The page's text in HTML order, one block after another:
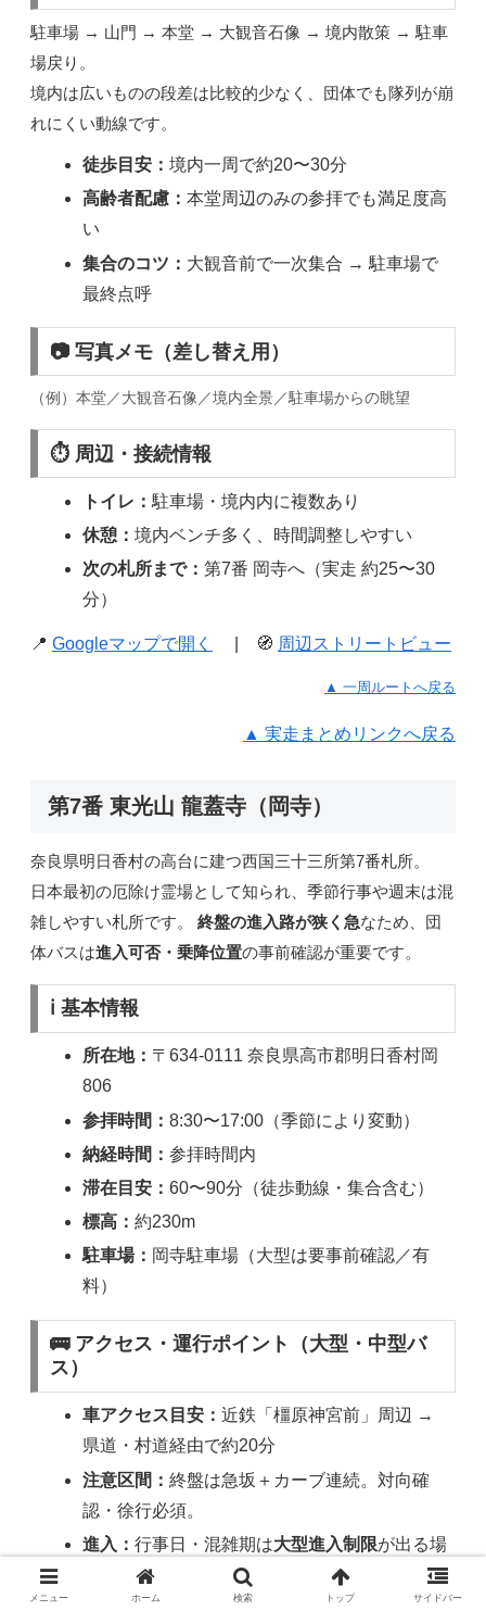
駐車場 → 山門 → 本堂 → 大観音石像 → 境内散策 → 駐車
場戻り。
境内は広いものの段差は比較的少なく、団体でも隊列が崩
れにくい動線です。
徒歩目安：境内一周で約20〜30分
高齢者配慮：本堂周辺のみの参拝でも満足度高
い
集合のコツ： 大観音前で一次集合 → 駐車場で
最終点呼
📷 写真メモ（差し替え用）
（例）本堂／大観音石像／境内全景／駐車場からの眺望
⏱ 周辺・接続情報
トイレ：駐車場・境内内に複数あり
休憩：境内ベンチ多く、時間調整しやすい
次の札所まで：第7番 岡寺へ（実走 約25〜30
分）
📍 Googleマップで開く | 🧭 周辺ストリートビュー
▲ 一周ルートへ戻る
▲ 実走まとめリンクへ戻る
第7番 東光山 龍蓋寺（岡寺）
奈良県明日香村の高台に建つ西国三十三所第7番札所。
日本最初の厄除け霊場として知られ、季節行事や週末は混
雑しやすい札所です。 終盤の進入路が狭く急なため、団
体バスは進入可否・乗降位置の事前確認が重要です。
ℹ️ 基本情報
所在地： 〒634-0111 奈良県高市郡明日香村岡
806
参拝時間：8:30〜17:00（季節により変動）
納経時間：参拝時間内
滞在目安：60〜90分（徒歩動線・集合含む）
標高：約230m
駐車場： 岡寺駐車場（大型は要事前確認／有
料）
🚌 アクセス・運行ポイント（大型・中型バ
ス）
車アクセス目安：近鉄「橿原神宮前」周辺 →
県道・村道経由で約20分
注意区間：終盤は急坂＋カーブ連続。対向確
認・徐行必須。
進入：行事日・混雑期は大型進入制限が出る場
合あり。到着前に電話確認が安全。
メニュー ホーム 検索 トップ サイドバー